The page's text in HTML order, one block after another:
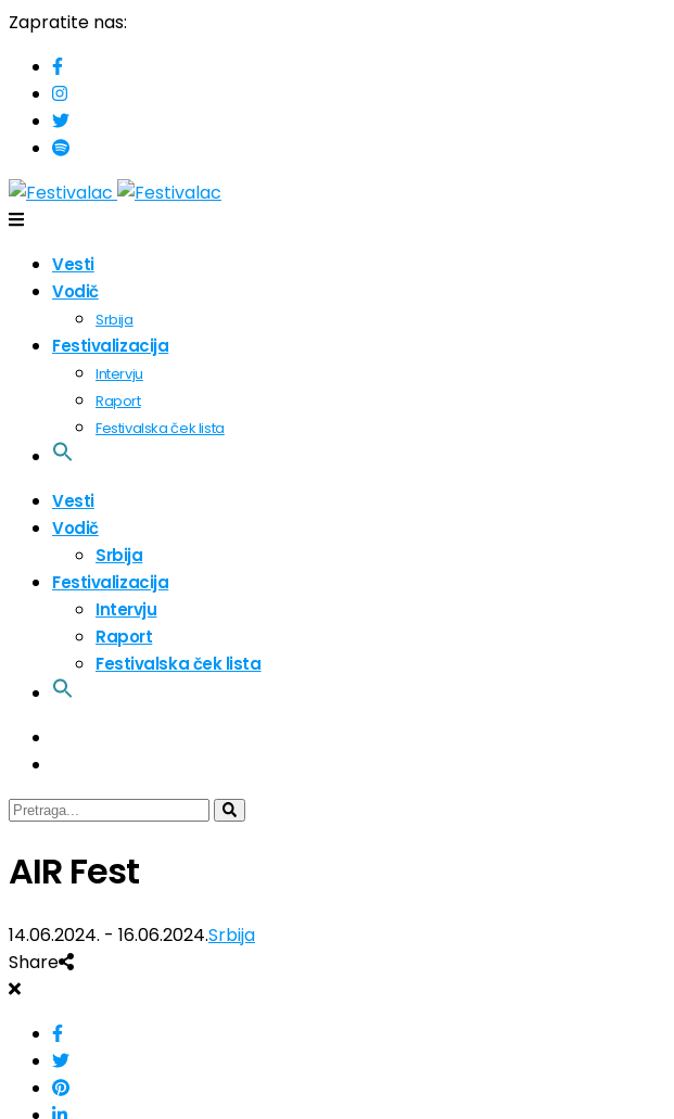
Zapratite nas:
Vesti
Vodič
Srbija
Festivalizacija
Intervju
Raport
Festivalska ček lista
Vesti
Vodič
Srbija
Festivalizacija
Intervju
Raport
Festivalska ček lista
AIR Fest
14.06.2024. - 16.06.2024.Srbija
Share